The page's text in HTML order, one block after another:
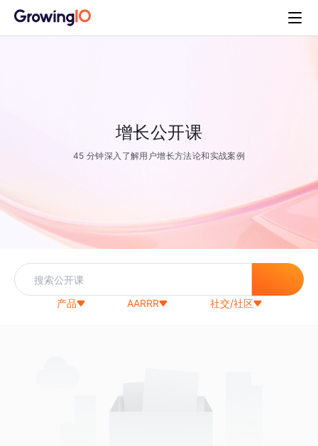
增长公开课
45 分钟深入了解用户增长方法论和实战案例
产品 AARRR 社交/社区